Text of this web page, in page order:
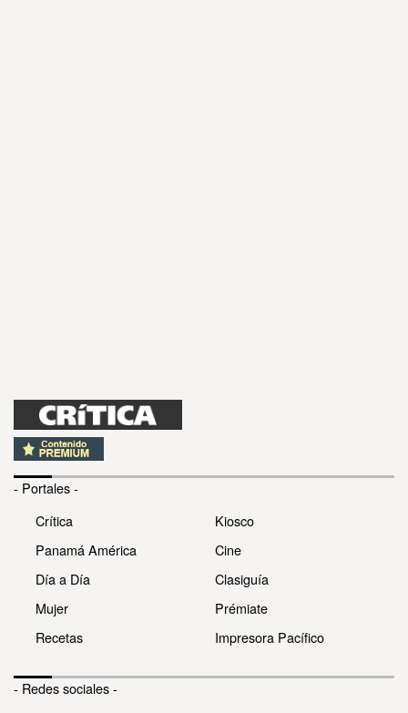
- Portales -
Crítica
Panamá América
Día a Día
Mujer
Recetas
Kiosco
Cine
Clasiguía
Prémiate
Impresora Pacífico
- Redes sociales -